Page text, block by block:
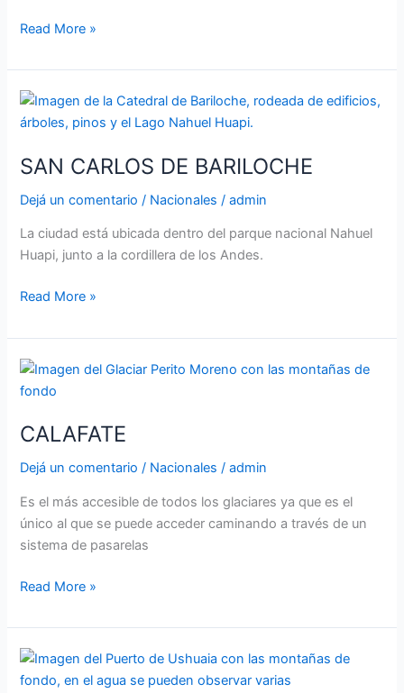
Read More »
SAN CARLOS DE BARILOCHE
Dejá un comentario / Nacionales /admin
La ciudad está ubicada dentro del parque nacional Nahuel
Huapi, junto a la cordillera de los Andes.
SAN
CARLOS
BARILOCHE
Read More »
CALAFATE
Dejá un comentario / Nacionales /admin
Es el más accesible de todos los glaciares ya que es el
único al que se puede acceder caminando a través de un
sistema de pasarelas
CALAFATE
Read More »
USHUAIA